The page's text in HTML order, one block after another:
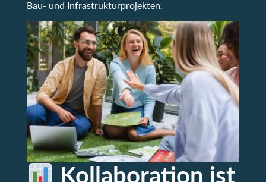
Bau- und Infrastrukturprojekten.
Kollaboration ist